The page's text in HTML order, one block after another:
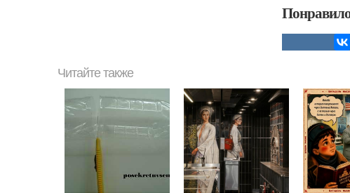
Читайте также